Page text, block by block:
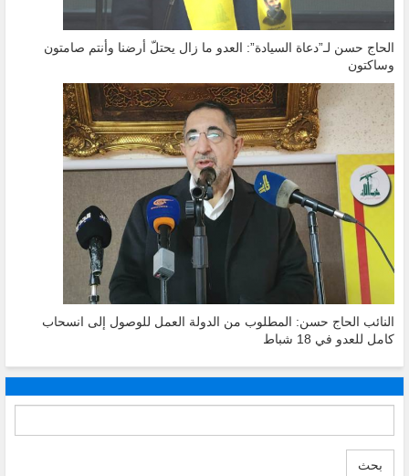
الحاج حسن لـ”دعاة السيادة”: العدو ما زال يحتلّ أرضنا وأنتم صامتون
وساكتون
النائب الحاج حسن: المطلوب من الدولة العمل للوصول إلى انسحاب
كامل للعدو في 18 شباط
بحث